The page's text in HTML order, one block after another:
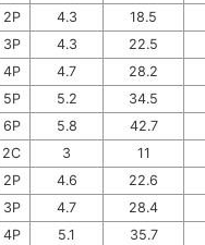
2P
4.3 18.5
3P
4.3 22.5
4P
4.7 28.2
5P
5.2 34.5
6P
5.8 42.7
2C 3 11
2P
4.6 22.6
3P
4.7 28.4
4P
5.1 35.7